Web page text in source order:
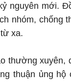
nguyên mới.
nhóm, chống
xa.
thường
thuận ủng